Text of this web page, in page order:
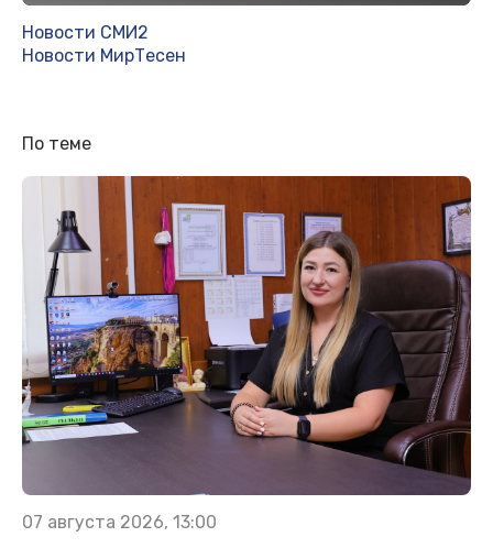
Новости СМИ2
Новости МирТесен
По теме
07 августа 2026, 13:00